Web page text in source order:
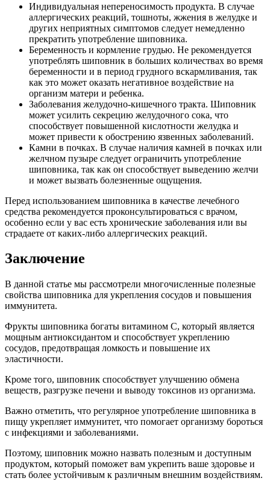
Индивидуальная непереносимость продукта. В случае
аллергических реакций, тошноты, жжения в желудке и
других неприятных симптомов следует немедленно
прекратить употребление шиповника.
Беременность и кормление грудью. Не рекомендуется
употреблять шиповник в больших количествах во время
беременности и в период грудного вскармливания, так
как это может оказать негативное воздействие на
организм матери и ребенка.
Заболевания желудочно-кишечного тракта. Шиповник
может усилить секрецию желудочного сока, что
способствует повышенной кислотности желудка и
может привести к обострению язвенных заболеваний.
Камни в почках. В случае наличия камней в почках или
желчном пузыре следует ограничить употребление
шиповника, так как он способствует выведению желчи
и может вызвать болезненные ощущения.
Перед использованием шиповника в качестве лечебного
средства рекомендуется проконсультироваться с врачом,
особенно если у вас есть хронические заболевания или вы
страдаете от каких-либо аллергических реакций.
Заключение
В данной статье мы рассмотрели многочисленные полезные
свойства шиповника для укрепления сосудов и повышения
иммунитета.
Фрукты шиповника богаты витамином С, который является
мощным антиоксидантом и способствует укреплению
сосудов, предотвращая ломкость и повышение их
эластичности.
Кроме того, шиповник способствует улучшению обмена
веществ, разгрузке печени и выводу токсинов из организма.
Важно отметить, что регулярное употребление шиповника в
пищу укрепляет иммунитет, что помогает организму бороться
с инфекциями и заболеваниями.
Поэтому, шиповник можно назвать полезным и доступным
продуктом, который поможет вам укрепить ваше здоровье и
стать более устойчивым к различным внешним воздействиям.